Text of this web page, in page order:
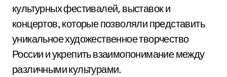
культурных фестивалей, выставок и
концертов, которые позволяли представить
уникальное художественное творчество
России и укрепить взаимопонимание между
различными культурами.